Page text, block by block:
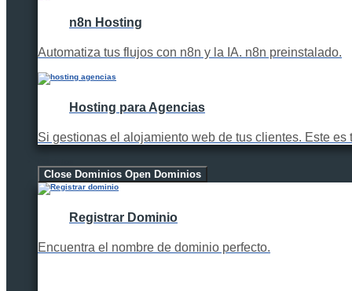
n8n Hosting
Automatiza tus flujos con n8n y la IA. n8n preinstalado.
Hosting para Agencias
Si gestionas el alojamiento web de tus clientes. Este es
Close Dominios Open Dominios
Registrar Dominio
Encuentra el nombre de dominio perfecto.